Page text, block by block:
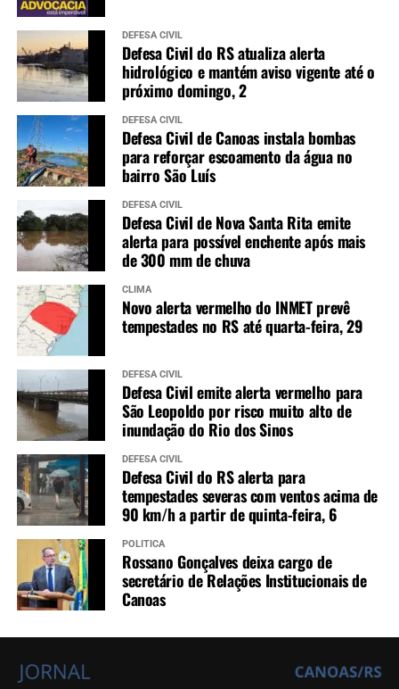
DEFESA CIVIL
Defesa Civil do RS atualiza alerta
hidrológico e mantém aviso vigente até o
próximo domingo, 2
DEFESA CIVIL
Defesa Civil de Canoas instala bombas
para reforçar escoamento da água no
bairro São Luís
DEFESA CIVIL
Defesa Civil de Nova Santa Rita emite
alerta para possível enchente após mais
de 300 mm de chuva
CLIMA
Novo alerta vermelho do INMET prevê
tempestades no RS até quarta-feira, 29
DEFESA CIVIL
Defesa Civil emite alerta vermelho para
São Leopoldo por risco muito alto de
inundação do Rio dos Sinos
DEFESA CIVIL
Defesa Civil do RS alerta para
tempestades severas com ventos acima de
90 km/h a partir de quinta-feira, 6
POLÍTICA
Rossano Gonçalves deixa cargo de
secretário de Relações Institucionais de
Canoas